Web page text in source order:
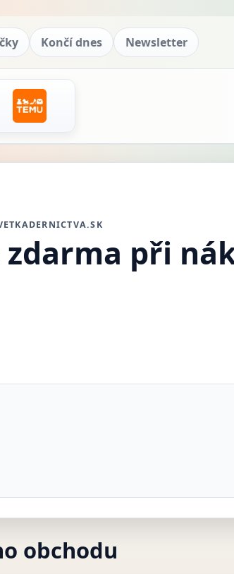
Končí dnes Newsletter
při
obchodu